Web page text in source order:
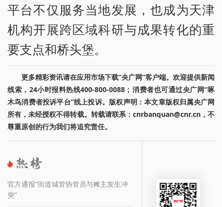
平台不仅服务当地发展，也成为天津
机构开展跨区域科研与成果转化的重
要支点和桥头堡。
更多精彩资讯请在应用市场下载“央广网”客户端。欢迎提供新闻
线索，24小时报料热线400-800-0088；消费者也可通过央广网“啄
木鸟消费者投诉平台”线上投诉。版权声明：本文章版权归属央广网
所有，未经授权不得转载。转载请联系：cnrbanquan@cnr.cn，不
尊重原创的行为我们将追究责任。
官方通报“街道城管协管员与摊主发生冲
突”